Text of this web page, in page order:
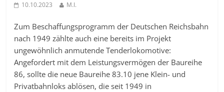
10.10.2023 M.I.
Zum Beschaffungsprogramm der Deutschen Reichsbahn
nach 1949 zählte auch eine bereits im Projekt
ungewöhnlich anmutende Tenderlokomotive:
Angefordert mit dem Leistungsvermögen der Baureihe
86, sollte die neue Baureihe 83.10 jene Klein- und
Privatbahnloks ablösen, die seit 1949 in